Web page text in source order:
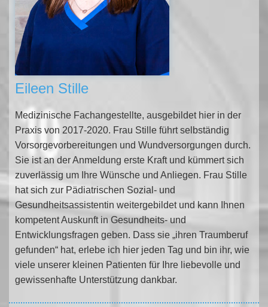
Eileen Stille
Medizinische Fach­angestellte, ausgebildet hier in der
Praxis von 2017-2020. Frau Stille führt selbständig
Vorsorgevorbereitungen und Wundversorgungen durch.
Sie ist an der Anmeldung erste Kraft und kümmert sich
zuverlässig um Ihre Wünsche und Anliegen. Frau Stille
hat sich zur Pädiatrischen Sozial- und
Gesundheitsassistentin weitergebildet und kann Ihnen
kompetent Auskunft in Gesundheits- und
Entwicklungsfragen geben. Dass sie „ihren Traum­beruf
gefunden“ hat, erlebe ich hier jeden Tag und bin ihr, wie
viele unserer kleinen Patienten für Ihre liebevolle und
gewissenhafte Unterstützung dankbar.